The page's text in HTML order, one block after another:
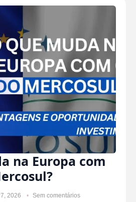
na Europa com
2026 Sem comentários